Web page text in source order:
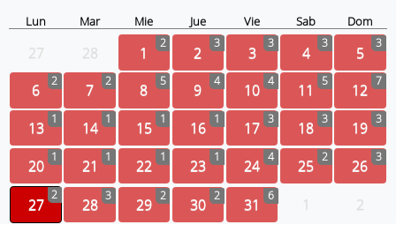
Lun Mar Mie Jue Vie Sab Dom
27 28 1 2 2 3 3 3 4 3 5 3
6 2 7 2 8 5 9 4 10 4 11 5 12 7
13 1 14 1 15 1 16 1 17 3 18 3 19 3
20 1 21 1 22 1 23 1 24 4 25 2 26 3
27
2
28 3 29 2 30 2 31 6 1 2